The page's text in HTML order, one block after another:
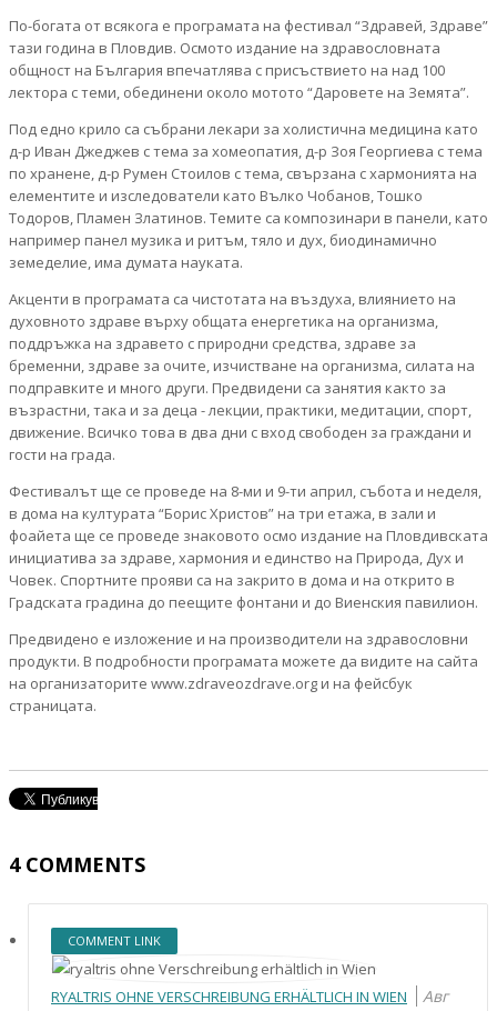
По-богата от всякога е програмата на фестивал “Здравей, Здраве”
тази година в Пловдив. Осмото издание на здравословната
общност на България впечатлява с присъствието на над 100
лектора с теми, обединени около мотото “Даровете на Земята”.
Под едно крило са събрани лекари за холистична медицина като
д-р Иван Джеджев с тема за хомеопатия, д-р Зоя Георгиева с тема
по хранене, д-р Румен Стоилов с тема, свързана с хармонията на
елементите и изследователи като Вълко Чобанов, Тошко
Тодоров, Пламен Златинов. Темите са композинари в панели, като
например панел музика и ритъм, тяло и дух, биодинамично
земеделие, има думата науката.
Акценти в програмата са чистотата на въздуха, влиянието на
духовното здраве върху общата енергетика на организма,
поддръжка на здравето с природни средства, здраве за
бременни, здраве за очите, изчистване на организма, силата на
подправките и много други. Предвидени са занятия както за
възрастни, така и за деца - лекции, практики, медитации, спорт,
движение. Всичко това в два дни с вход свободен за граждани и
гости на града.
Фестивалът ще се проведе на 8-ми и 9-ти април, събота и неделя,
в дома на културата “Борис Христов” на три етажа, в зали и
фоайета ще се проведе знаковото осмо издание на Пловдивската
инициатива за здраве, хармония и единство на Природа, Дух и
Човек. Спортните прояви са на закрито в дома и на открито в
Градската градина до пеещите фонтани и до Виенския павилион.
Предвидено е изложение и на производители на здравословни
продукти. В подробности програмата можете да видите на сайта
на организаторите www.zdraveozdrave.org и на фейсбук
страницата.
4COMMENTS
COMMENT LINK
RYALTRIS OHNE VERSCHREIBUNG ERHÄLTLICH IN WIEN
Авг